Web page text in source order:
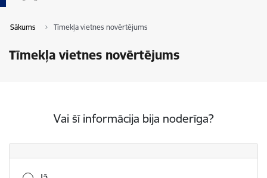
Sākums Tīmekļa vietnes novērtējums
Tīmekļa vietnes novērtējums
Vai šī informācija bija noderīga?
Vai šī informācija bija noderīga?